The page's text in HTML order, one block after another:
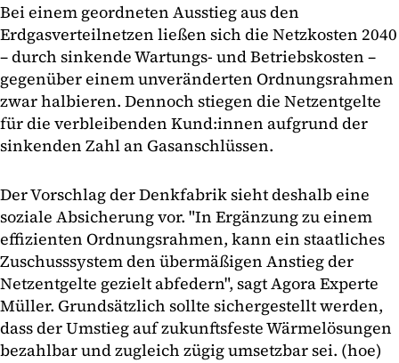
Bei einem geordneten Ausstieg aus den
Erdgasverteilnetzen ließen sich die Netzkosten 2040
– durch sinkende Wartungs- und Betriebskosten –
gegenüber einem unveränderten Ordnungsrahmen
zwar halbieren. Dennoch stiegen die Netzentgelte
für die verbleibenden Kund:innen aufgrund der
sinkenden Zahl an Gasanschlüssen.
Der Vorschlag der Denkfabrik sieht deshalb eine
soziale Absicherung vor. "In Ergänzung zu einem
effizienten Ordnungsrahmen, kann ein staatliches
Zuschusssystem den übermäßigen Anstieg der
Netzentgelte gezielt abfedern", sagt Agora Experte
Müller. Grundsätzlich sollte sichergestellt werden,
dass der Umstieg auf zukunftsfeste Wärmelösungen
bezahlbar und zugleich zügig umsetzbar sei. (hoe)